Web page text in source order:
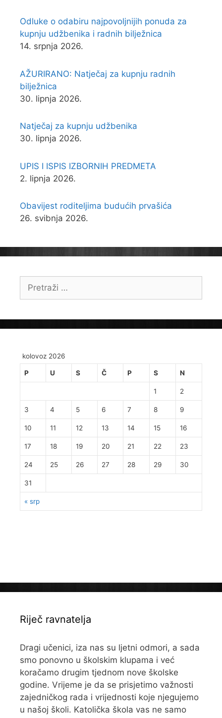
Odluke o odabiru najpovoljnijih ponuda za
kupnju udžbenika i radnih bilježnica
14. srpnja 2026.
AŽURIRANO: Natječaj za kupnju radnih
bilježnica
30. lipnja 2026.
Natječaj za kupnju udžbenika
30. lipnja 2026.
UPIS I ISPIS IZBORNIH PREDMETA
2. lipnja 2026.
Obavijest roditeljima budućih prvašića
26. svibnja 2026.
Pretraži:
kolovoz 2026
P U S Č P S N
« srp
1 2
3 4 5 6 7 8 9
10 11 12 13 14 15 16
17 18 19 20 21 22 23
24 25 26 27 28 29 30
31
Riječ ravnatelja
Dragi učenici, iza nas su ljetni odmori, a sada
smo ponovno u školskim klupama i već
koračamo drugim tjednom nove školske
godine. Vrijeme je da se prisjetimo važnosti
zajedničkog rada i vrijednosti koje njegujemo
u našoj školi. Katolička škola vas ne samo